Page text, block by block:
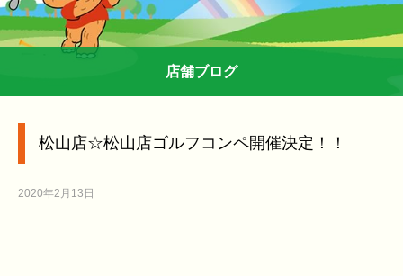
店舗ブログ
松山店☆松山店ゴルフコンペ開催決定！！
2020年2月13日